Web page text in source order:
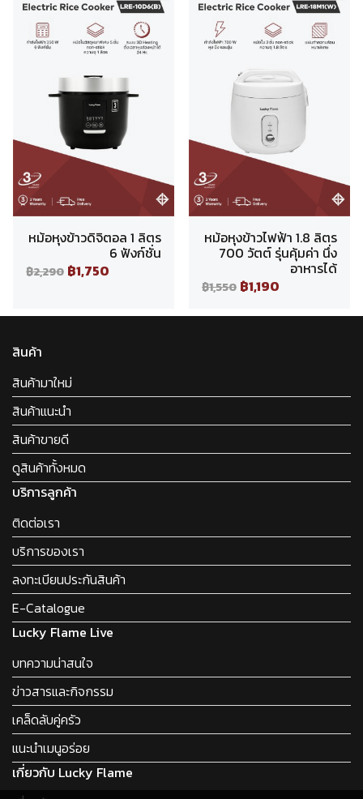
หม้อหุงข้าวดิจิตอล 1 ลิตร
6 ฟังก์ชั่น
฿2,290 ฿1,750
หม้อหุงข้าวไฟฟ้า 1.8 ลิตร
700 วัตต์ รุ่นคุ้มค่า นึ่ง
อาหารได้
฿1,550 ฿1,190
สินค้า
สินค้ามาใหม่
สินค้าแนะนำ
สินค้าขายดี
ดูสินค้าทั้งหมด
บริการลูกค้า
ติดต่อเรา
บริการของเรา
ลงทะเบียนประกันสินค้า
E-Catalogue
Lucky Flame Live
บทความน่าสนใจ
ข่าวสารและกิจกรรม
เคล็ดลับคู่ครัว
แนะนำเมนูอร่อย
เกี่ยวกับ Lucky Flame